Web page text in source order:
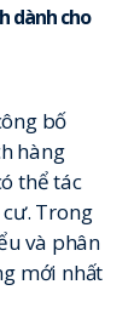
dành cho
bố
hàng
thể tác
Trong
và phân
mới nhất